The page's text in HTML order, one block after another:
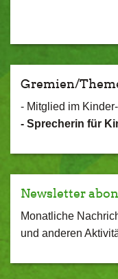
Gremien/
- Mitglied im
- Sprecherin für
Newsletter
Monatliche
und anderen